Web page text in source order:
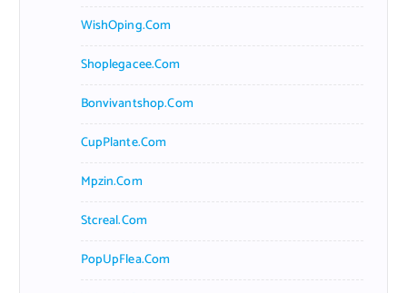
WishOping.com
Shoplegacee.com
Bonvivantshop.com
CupPlante.com
Mpzin.com
Stcreal.com
PopUpFlea.com